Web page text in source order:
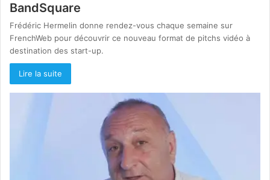
BandSquare
Frédéric Hermelin donne rendez-vous chaque semaine sur
FrenchWeb pour découvrir ce nouveau format de pitchs vidéo à
destination des start-up.
Lire la suite